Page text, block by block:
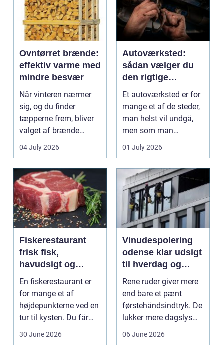
Ovntørret brænde:
effektiv varme med
mindre besvær
Når vinteren nærmer
sig, og du finder
tæpperne frem, bliver
valget af brænde
pludselig vigtigt.
Mang...
04 July 2026
Autoværksted:
sådan vælger du
den rigtige
mekaniker
Et autoværksted er for
mange et af de steder,
man helst vil undgå,
men som man
alligevel...
01 July 2026
Fiskerestaurant
frisk fisk,
havudsigt og
afslappet
atmosfære
En fiskerestaurant er
for mange et af
højdepunkterne ved en
tur til kysten. Du får
friskfanget fisk,...
30 June 2026
Vinudespolering
odense klar udsigt
til hverdag og
erhverv
Rene ruder giver mere
end bare et pænt
førstehåndsindtryk. De
lukker mere dagslys
ind, giver et lett...
06 June 2026